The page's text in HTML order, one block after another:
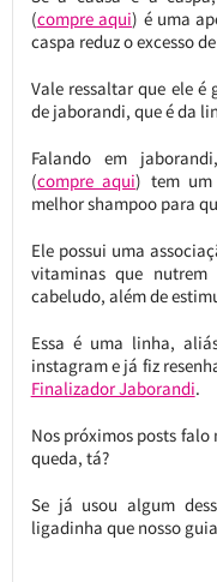
(compre aqui) é uma
caspa reduz o excesso
Vale ressaltar que ele
de jaborandi, que é da
Falando em
(compre aqui) tem um
melhor shampoo para
Ele possui uma
vitaminas que
cabeludo, além de
Essa é uma linha,
instagram e já fiz
Finalizador Jaborandi.
Nos próximos posts
queda, tá?
Se já usou algum
ligadinha que nosso